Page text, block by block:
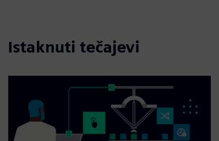
Istaknuti tečajevi